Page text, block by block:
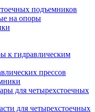
подъемников
на опоры
к гидравлическим
прессов
для четырехстоечных
для четырехстоечных